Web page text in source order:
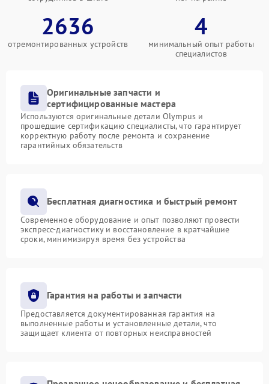
2636
отремонтированных устройств
4
минимальный опыт работы
специалистов
Оригинальные запчасти и
сертифицированные мастера
Используются оригинальные детали Olympus и
прошедшие сертификацию специалисты, что гарантирует
корректную работу после ремонта и сохранение
гарантийных обязательств
Бесплатная диагностика и быстрый ремонт
Современное оборудование и опыт позволяют провести
экспресс-диагностику и восстановление в кратчайшие
сроки, минимизируя время без устройства
Гарантия на работы и запчасти
Предоставляется документированная гарантия на
выполненные работы и установленные детали, что
защищает клиента от повторных неисправностей